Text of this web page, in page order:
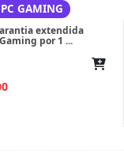
GAMING
extendida
por 1 ...